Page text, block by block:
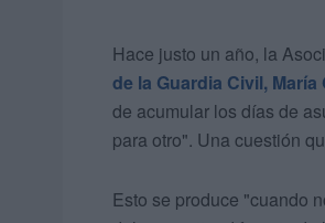
Hace justo un año, la
de la Guardia Civil, María
de acumular los días de
para otro". Una cuestión
Esto se produce "cuando